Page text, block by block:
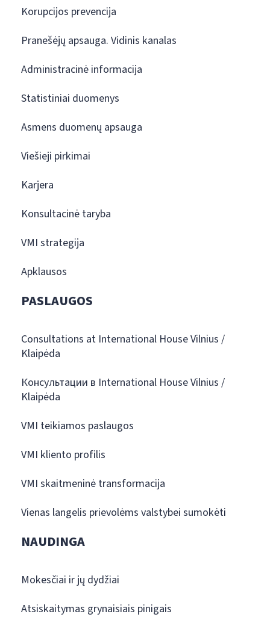
Korupcijos prevencija
Pranešėjų apsauga. Vidinis kanalas
Administracinė informacija
Statistiniai duomenys
Asmens duomenų apsauga
Viešieji pirkimai
Karjera
Konsultacinė taryba
VMI strategija
Apklausos
PASLAUGOS
Consultations at International House Vilnius /
Klaipėda
Консультации в International House Vilnius /
Klaipėda
VMI teikiamos paslaugos
VMI kliento profilis
VMI skaitmeninė transformacija
Vienas langelis prievolėms valstybei sumokėti
NAUDINGA
Mokesčiai ir jų dydžiai
Atsiskaitymas grynaisiais pinigais